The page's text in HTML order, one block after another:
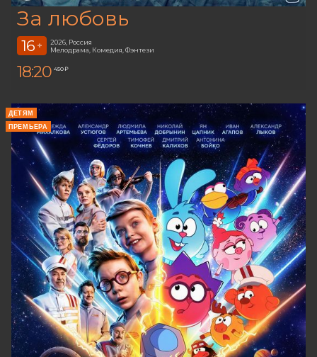
За любовь
16 +
2026, Россия
Мелодрама, Комедия, Фэнтези
18:20 450 ₽
ДЕТЯМ
ПРЕМЬЕРА